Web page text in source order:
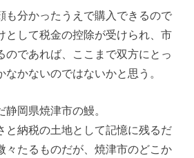
も分かったうえで購入できるので
として税金の控除が受けられ、市
のであれば、ここまで双方にとっ
かないのではないかと思う。
岡県焼津市の鰻。
と納税の土地として記憶に残るだ
々たるものだが、焼津市のどこか